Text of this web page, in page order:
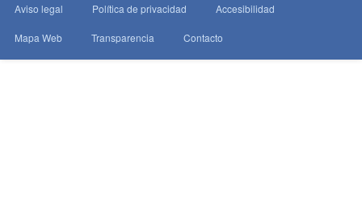
Aviso legal Política de privacidad Accesibilidad
Mapa Web Transparencia Contacto